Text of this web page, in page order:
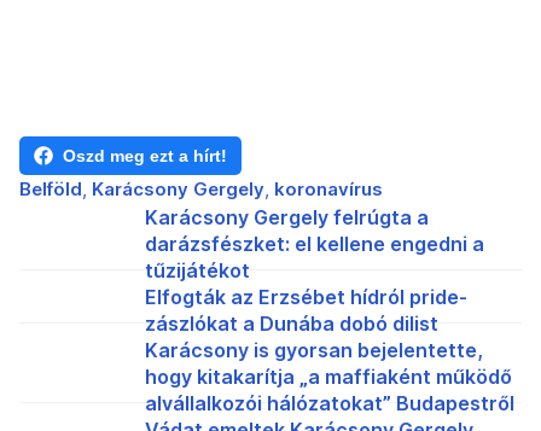
Oszd meg ezt a hírt!
Belföld Karácsony Gergely koronavírus
Karácsony Gergely felrúgta a
darázsfészket: el kellene engedni a
tűzijátékot
Elfogták az Erzsébet hídról pride-
zászlókat a Dunába dobó dilist
Karácsony is gyorsan bejelentette,
hogy kitakarítja „a maffiaként működő
alvállalkozói hálózatokat” Budapestről